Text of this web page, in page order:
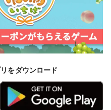
をダウンロード